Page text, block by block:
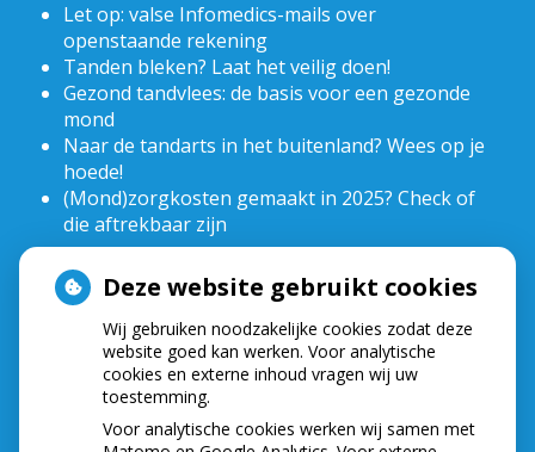
Let op: valse Infomedics-mails over
openstaande rekening
Tanden bleken? Laat het veilig doen!
Gezond tandvlees: de basis voor een gezonde
mond
Naar de tandarts in het buitenland? Wees op je
hoede!
(Mond)zorgkosten gemaakt in 2025? Check of
die aftrekbaar zijn
HOE GEZOND IS JE MOND?
Deze website gebruikt cookies
Wij gebruiken noodzakelijke cookies zodat deze
website goed kan werken. Voor analytische
cookies en externe inhoud vragen wij uw
toestemming.
Voor analytische cookies werken wij samen met